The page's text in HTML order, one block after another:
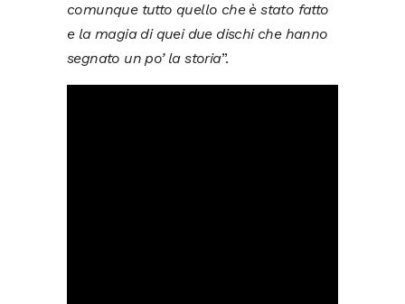
comunque tutto quello che è stato fatto
e la magia di quei due dischi che hanno
segnato un po’ la storia”.